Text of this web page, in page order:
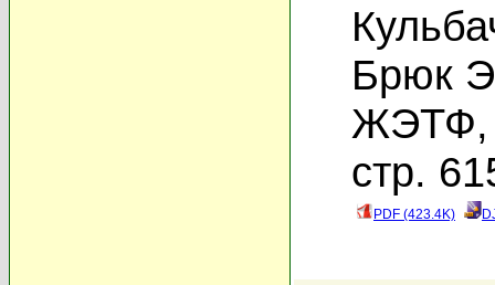
Брюк
ЖЭТФ,
стр.
PDF (423.4K)